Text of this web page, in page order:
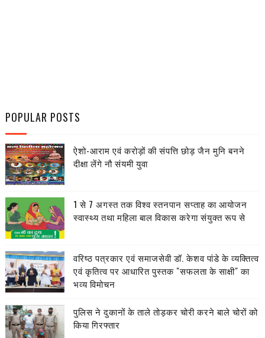
POPULAR POSTS
ऐशो-आराम एवं करोड़ों की संपत्ति छोड़ जैन मुनि बनने
दीक्षा लेंगे नौ संयमी युवा
1 से 7 अगस्त तक विश्व स्तनपान सप्ताह का आयोजन
स्वास्थ्य तथा महिला बाल विकास करेगा संयुक्त रूप से
वरिष्ठ पत्रकार एवं समाजसेवी डॉ. केशव पांडे के व्यक्तित्व
एवं कृतित्व पर आधारित पुस्तक "सफलता के साक्षी" का
भव्य विमोचन
पुलिस ने दुकानों के ताले तोड़कर चोरी करने बाले चोरों को
किया गिरफ्तार